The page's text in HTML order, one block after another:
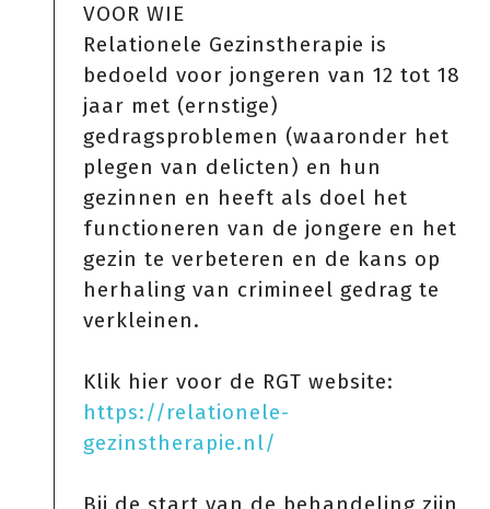
VOOR WIE
Relationele Gezinstherapie is
bedoeld voor jongeren van 12 tot 18
jaar met (ernstige)
gedragsproblemen (waaronder het
plegen van delicten) en hun
gezinnen en heeft als doel het
functioneren van de jongere en het
gezin te verbeteren en de kans op
herhaling van crimineel gedrag te
verkleinen.
Klik hier voor de RGT website:
https://relationele-
gezinstherapie.nl/